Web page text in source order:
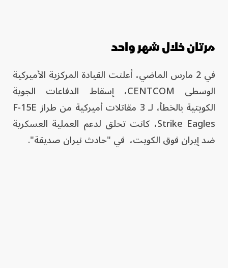
مرتان خلال شهر واحد
في 2 مارس الماضي، أعلنت القيادة المركزية الأميركية
الوسطى CENTCOM، إسقاط الدفاعات الجوية
الكويتية بالخطأ، لـ 3 مقاتلات أميركية من طراز F-15E
Strike Eagles، كانت تحلق لدعم العملية العسكرية
ضد إيران فوق الكويت، في "حادث نيران صديقة".